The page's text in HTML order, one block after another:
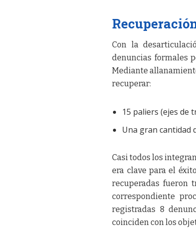
Con la
denuncias formales
Mediante
recuperar:
15 paliers (ejes de
Una gran cantidad
Casi todos los
era clave para el
recuperadas fueron
correspondiente
registradas 8
coinciden con los